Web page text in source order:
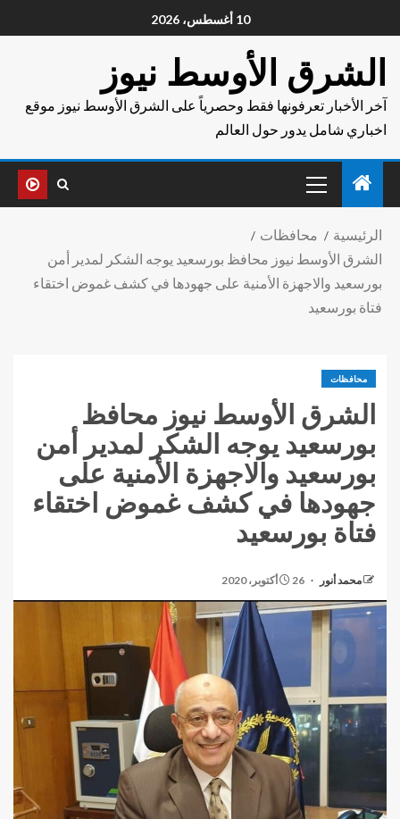
10 أغسطس، 2026
الشرق الأوسط نيوز
آخر الأخبار تعرفونها فقط وحصرياً على الشرق الأوسط نيوز موقع
اخباري شامل يدور حول العالم
الرئيسية
محافظات
الشرق الأوسط نيوز محافظ بورسعيد يوجه الشكر لمدير أمن
بورسعيد والاجهزة الأمنية على جهودها في كشف غموض اختقاء
فتاة بورسعيد
محافظات
الشرق الأوسط نيوز محافظ
بورسعيد يوجه الشكر لمدير أمن
بورسعيد والاجهزة الأمنية على
جهودها في كشف غموض اختقاء
فتاة بورسعيد
محمد أنور 26 أكتوبر، 2020